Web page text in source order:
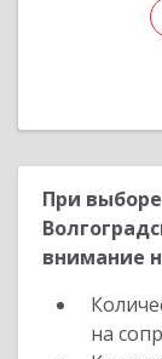
При
внимание
на